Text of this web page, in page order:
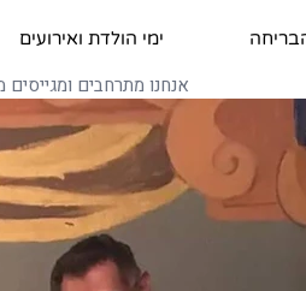
ימי הולדת ואירועים
אנחנו מתרחבים